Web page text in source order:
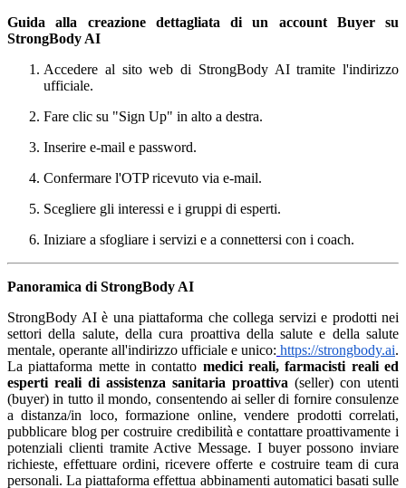
Guida alla creazione dettagliata di un account Buyer su
StrongBody AI
Accedere al sito web di StrongBody AI tramite l'indirizzo
ufficiale.
Fare clic su "Sign Up" in alto a destra.
Inserire e-mail e password.
Confermare l'OTP ricevuto via e-mail.
Scegliere gli interessi e i gruppi di esperti.
Iniziare a sfogliare i servizi e a connettersi con i coach.
Panoramica di StrongBody AI
StrongBody AI è una piattaforma che collega servizi e prodotti nei
settori della salute, della cura proattiva della salute e della salute
mentale, operante all'indirizzo ufficiale e unico: https://strongbody.ai.
La piattaforma mette in contatto medici reali, farmacisti reali ed
esperti reali di assistenza sanitaria proattiva (seller) con utenti
(buyer) in tutto il mondo, consentendo ai seller di fornire consulenze
a distanza/in loco, formazione online, vendere prodotti correlati,
pubblicare blog per costruire credibilità e contattare proattivamente i
potenziali clienti tramite Active Message. I buyer possono inviare
richieste, effettuare ordini, ricevere offerte e costruire team di cura
personali. La piattaforma effettua abbinamenti automatici basati sulle